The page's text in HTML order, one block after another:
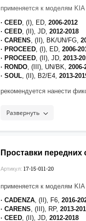
применяется к моделям KIA
· CEED , (I), ED, 2006-2012
· CEED , (II), JD, 2012-2018
· CARENS , (II), BK/UN/FG,
· PROCEED , (I), ED, 2006-
· PROCEED , (II), JD, 2013-
· RONDO , (III), UN/BK, 2006-
· SOUL , (II), B2/E4, 2013-
рекомендуется нанести
Развернуть
Проставки передних
Артикул: 17-15-011-20
применяется к моделям KIA
· CADENZA , (II), F6, 2016-
· CARENS , (III), RP, 2013-
· CEED , (II), JD, 2012-2018